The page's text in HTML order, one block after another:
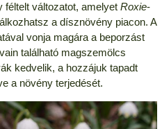
féltelt változatot, amelyet Roxie-
a dísznövény piacon. A
vonja magára a beporzást
található magszemölcs
kedvelik, a hozzájuk tapadt
a növény terjedését.